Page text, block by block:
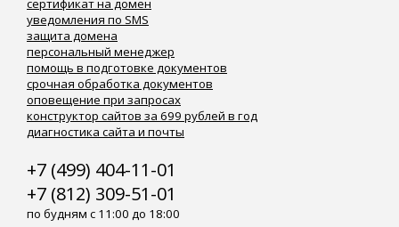
сертификат на домен
уведомления по SMS
защита домена
персональный менеджер
помощь в подготовке документов
срочная обработка документов
оповещение при запросах
конструктор сайтов за 699 рублей в год
диагностика сайта и почты
+7 (499) 404-11-01
+7 (812) 309-51-01
по будням с 11:00 до 18:00